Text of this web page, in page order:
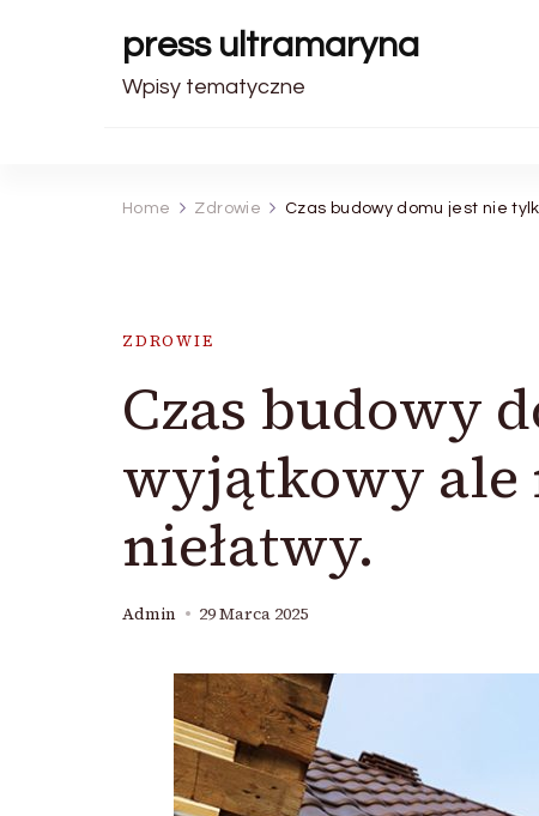
press ultramaryna
Wpisy tematyczne
Home Zdrowie Czas budowy domu jest nie
ZDROWIE
Czas budowy
wyjątkowy
niełatwy.
Admin 29 Marca 2025